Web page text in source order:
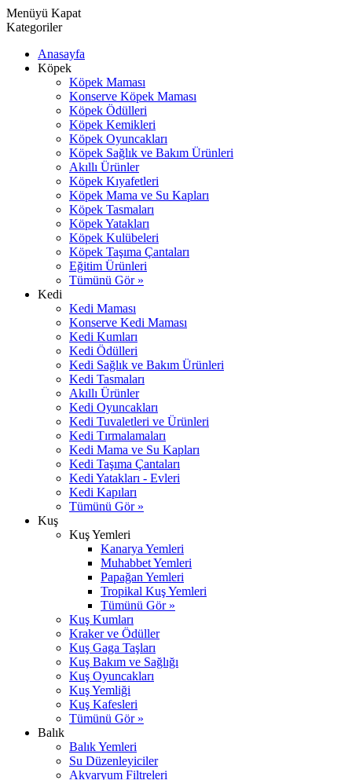
Menüyü Kapat
Kategoriler
Anasayfa
Köpek
Köpek Maması
Konserve Köpek Maması
Köpek Ödülleri
Köpek Kemikleri
Köpek Oyuncakları
Köpek Sağlık ve Bakım Ürünleri
Akıllı Ürünler
Köpek Kıyafetleri
Köpek Mama ve Su Kapları
Köpek Tasmaları
Köpek Yatakları
Köpek Kulübeleri
Köpek Taşıma Çantaları
Eğitim Ürünleri
Tümünü Gör »
Kedi
Kedi Maması
Konserve Kedi Maması
Kedi Kumları
Kedi Ödülleri
Kedi Sağlık ve Bakım Ürünleri
Kedi Tasmaları
Akıllı Ürünler
Kedi Oyuncakları
Kedi Tuvaletleri ve Ürünleri
Kedi Tırmalamaları
Kedi Mama ve Su Kapları
Kedi Taşıma Çantaları
Kedi Yatakları - Evleri
Kedi Kapıları
Tümünü Gör »
Kuş
Kuş Yemleri
Kanarya Yemleri
Muhabbet Yemleri
Papağan Yemleri
Tropikal Kuş Yemleri
Tümünü Gör »
Kuş Kumları
Kraker ve Ödüller
Kuş Gaga Taşları
Kuş Bakım ve Sağlığı
Kuş Oyuncakları
Kuş Yemliği
Kuş Kafesleri
Tümünü Gör »
Balık
Balık Yemleri
Su Düzenleyiciler
Akvaryum Filtreleri